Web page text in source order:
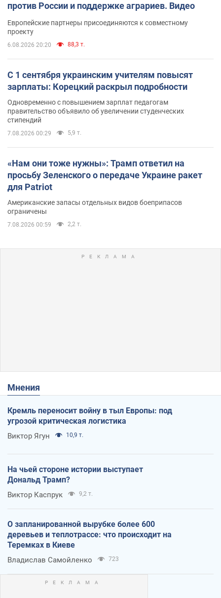
против России и поддержке аграриев. Видео
Европейские партнеры присоединяются к совместному
проекту
6.08.2026 20:20 88,3 т.
С 1 сентября украинским учителям повысят
зарплаты: Корецкий раскрыл подробности
Одновременно с повышением зарплат педагогам
правительство объявило об увеличении студенческих
стипендий
7.08.2026 00:29 5,9 т.
«Нам они тоже нужны»: Трамп ответил на
просьбу Зеленского о передаче Украине ракет
для Patriot
Американские запасы отдельных видов боеприпасов
ограничены
7.08.2026 00:59 2,2 т.
Мнения
Кремль переносит войну в тыл Европы: под
угрозой критическая логистика
Виктор Ягун 10,9 т.
На чьей стороне истории выступает
Дональд Трамп?
Виктор Каспрук 9,2 т.
О запланированной вырубке более 600
деревьев и теплотрассе: что происходит на
Теремках в Киеве
Владислав Самойленко 723